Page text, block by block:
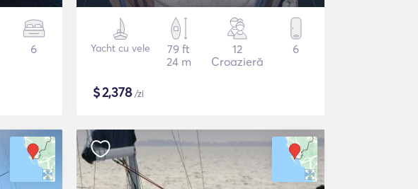
6 Yacht cu vele
79 ft
24 m
12
Croazieră
6
$2,378/zi